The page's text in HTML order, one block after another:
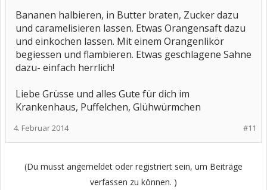
Bananen halbieren, in Butter braten, Zucker dazu
und caramelisieren lassen. Etwas Orangensaft dazu
und einkochen lassen. Mit einem Orangenlikör
begiessen und flambieren. Etwas geschlagene Sahne
dazu- einfach herrlich!
Liebe Grüsse und alles Gute für dich im
Krankenhaus, Puffelchen, Glühwürmchen
#11
4. Februar 2014
(Du musst angemeldet oder registriert sein, um Beiträge
verfassen zu können. )